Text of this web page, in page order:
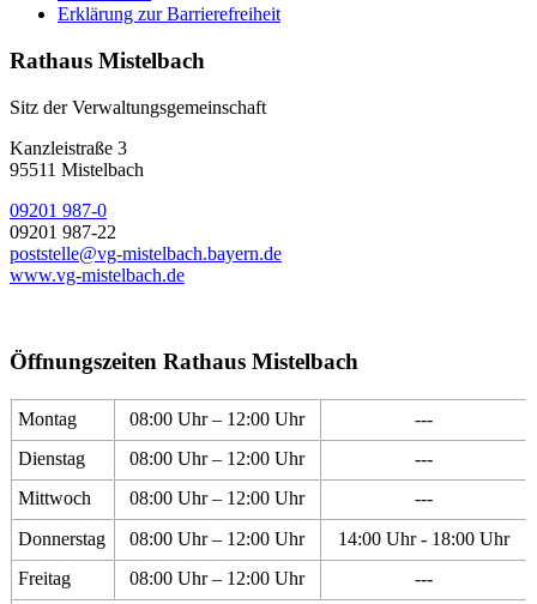
Erklärung zur Barrierefreiheit
Rathaus Mistelbach
Sitz der Verwaltungsgemeinschaft
Kanzleistraße 3
95511 Mistelbach
09201 987-0
09201 987-22
poststelle@vg-mistelbach.bayern.de
www.vg-mistelbach.de
Öffnungszeiten Rathaus Mistelbach
Montag 08:00 Uhr – 12:00 Uhr
---
Dienstag
08:00 Uhr – 12:00 Uhr
---
Mittwoch
08:00 Uhr – 12:00 Uhr
---
Donnerstag
08:00 Uhr – 12:00 Uhr
14:00 Uhr - 18:00 Uhr
Freitag
08:00 Uhr – 12:00 Uhr
---